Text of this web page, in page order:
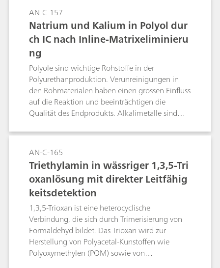
AN-C-157
Natrium und Kalium in Polyol dur
ch IC nach Inline-Matrixeliminieru
ng
Polyole sind wichtige Rohstoffe in der
Polyurethanproduktion. Verunreinigungen in
den Rohmaterialen haben einen grossen Einfluss
auf die Reaktion und beeinträchtigen die
Qualität des Endprodukts. Alkalimetalle sind
verzweigte Reaktionen. Eine schnelle und
präzise Methode für ihre simultane Bestimmung
ist die Ionenchromatographie nach Inline-
Matrixeliminierung.
AN-C-165
Triethylamin in wässriger 1,3,5-Tri
oxanlösung mit direkter Leitfähig
keitsdetektion
1,3,5-Trioxan ist eine heterocyclische
Verbindung, die sich durch Trimerisierung von
Formaldehyd bildet. Das Trioxan wird zur
Herstellung von Polyacetal-Kunstoffen wie
Polyoxymethylen (POM) sowie von